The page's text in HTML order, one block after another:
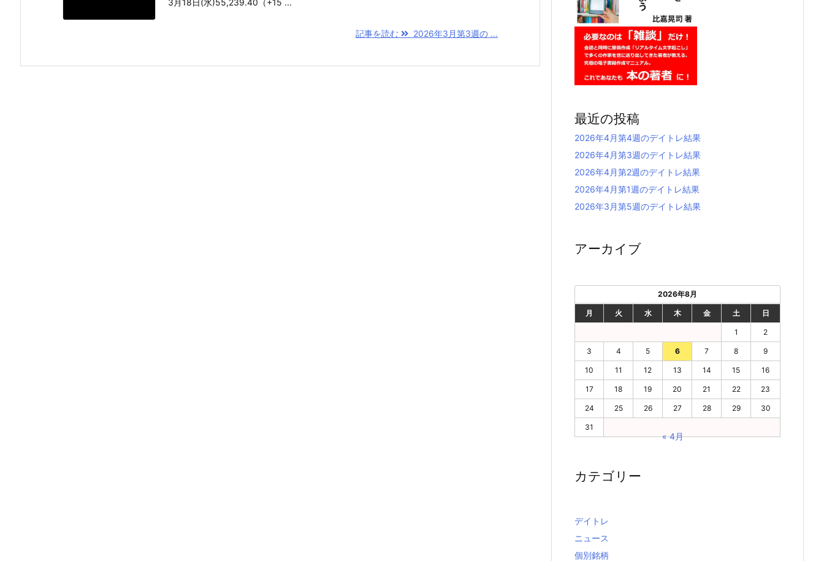
3月18日(水)55,239.40（+15 ...
記事を読む 2026年3月第3週の ...
最近の投稿
2026年4月第4週のデイトレ結果
2026年4月第3週のデイトレ結果
2026年4月第2週のデイトレ結果
2026年4月第1週のデイトレ結果
2026年3月第5週のデイトレ結果
アーカイブ
2026年8月
月 火 水 木 金 土 日
1 2
3 4 5 6 7 8 9
10 11 12 13 14 15 16
17 18 19 20 21 22 23
24 25 26 27 28 29 30
31
« 4月
カテゴリー
デイトレ
ニュース
個別銘柄